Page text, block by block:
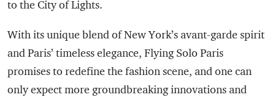
to the City of Lights.
With its unique blend of New York’s avant-garde spirit
and Paris’ timeless elegance, Flying Solo Paris
promises to redefine the fashion scene, and one can
only expect more groundbreaking innovations and